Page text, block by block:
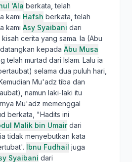
'Ala berkata, telah
kami Hafsh berkata, telah
kami Asy Syaibani dari
cerita yang sama. Ia (Abu
kepada Abu Musa
telah murtad dari Islam. Lalu ia
selama dua puluh hari,
Mu'adz tiba dan
namun laki-laki itu
Mu'adz memenggal
berkata, "Hadits ini
Malik bin Umairdari
ia tidak menyebutkan kata
Ibnu Fudhail juga
Syaibani dari